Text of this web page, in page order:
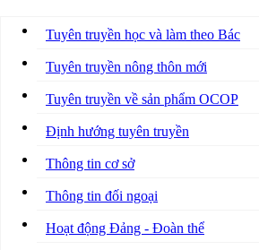
Tuyên truyền học và làm theo Bác
Tuyên truyền nông thôn mới
Tuyên truyền về sản phẩm OCOP
Định hướng tuyên truyền
Thông tin cơ sở
Thông tin đối ngoại
Hoạt động Đảng - Đoàn thể